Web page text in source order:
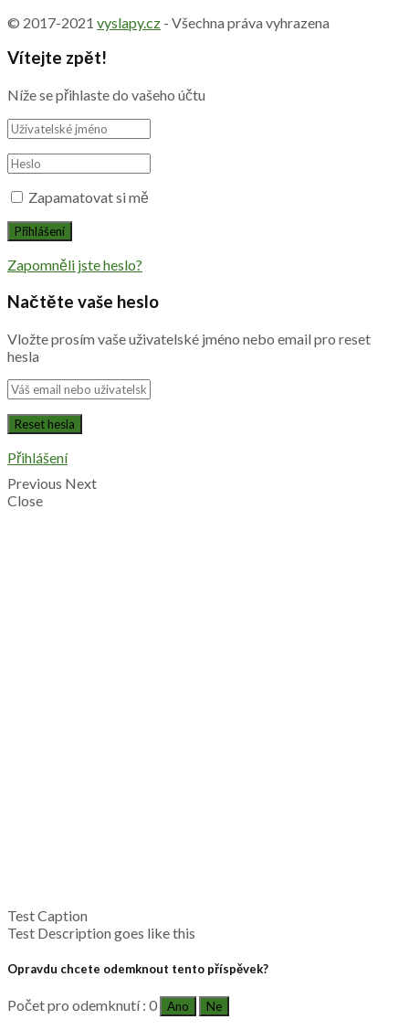
© 2017-2021 vyslapy.cz - Všechna práva vyhrazena
Vítejte zpět!
Níže se přihlaste do vašeho účtu
Zapamatovat si mě
Zapomněli jste heslo?
Načtěte vaše heslo
Vložte prosím vaše uživatelské jméno nebo email pro reset
hesla
Přihlášení
Previous Next
Close
Test Caption
Test Description goes like this
Opravdu chcete odemknout tento příspěvek?
Počet pro odemknutí : 0 Ano Ne